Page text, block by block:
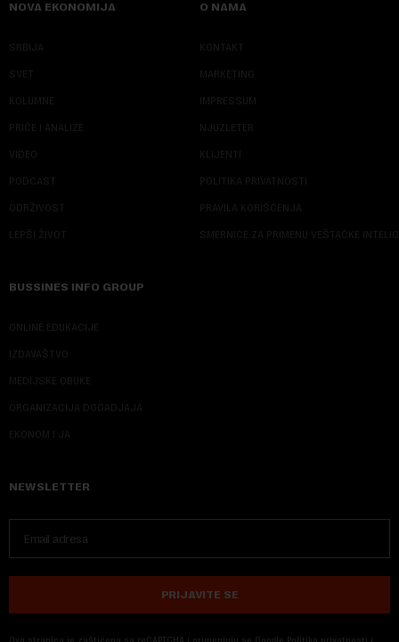
NOVA EKONOMIJA
SRBIJA
SVET
KOLUMNE
PRIČE I ANALIZE
VIDEO
PODCAST
ODRŽIVOST
LEPŠI ŽIVOT
O NAMA
KONTAKT
MARKETING
IMPRESSUM
NJUZLETER
KLIJENTI
POLITIKA PRIVATNOSTI
PRAVILA KORIŠĆENJA
SMERNICE ZA PRIMENU VEŠTAČKE
BUSSINES INFO GROUP
ONLINE EDUKACIJE
IZDAVAŠTVO
MEDIJSKE OBUKE
ORGANIZACIJA DOGADJAJA
EKONOM I JA
NEWSLETTER
PRIJAVITE SE
Ova stranica je zaštićena sa reCAPTCHA i primenjuju se Google Politika privatnosti i